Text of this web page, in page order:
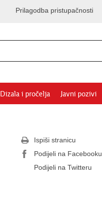
Prilagodba pristupačnosti
Dizala i pročelja Javni pozivi
Ispiši stranicu
Podijeli na Facebooku
Podijeli na Twitteru